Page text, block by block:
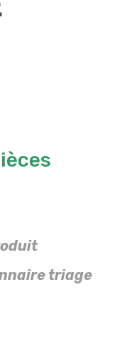
triage